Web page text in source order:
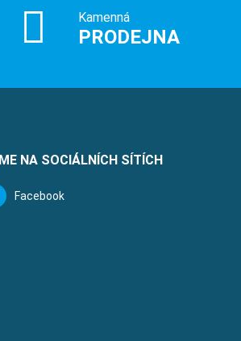
Kamenná
PRODEJNA
NA SOCIÁLNÍCH SÍTÍCH
Facebook